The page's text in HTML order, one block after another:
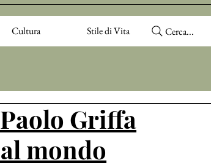
Cultura Stile di Vita Cerca...
Griffa
mondo